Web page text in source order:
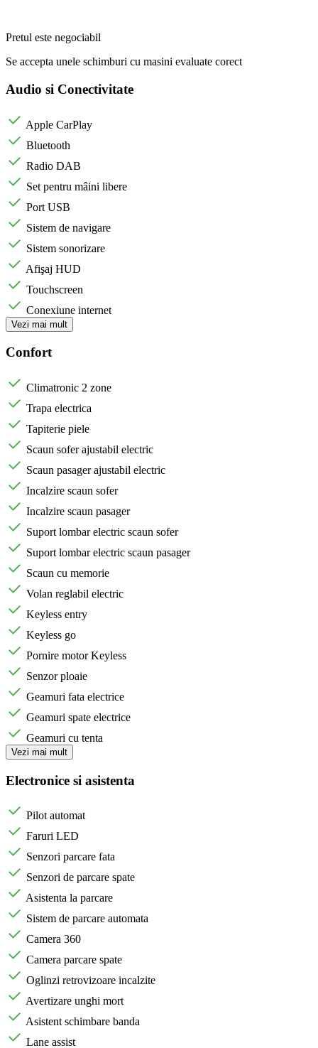
Pretul este negociabil
Se accepta unele schimburi cu masini evaluate corect
Audio si Conectivitate
Apple CarPlay
Bluetooth
Radio DAB
Set pentru mâini libere
Port USB
Sistem de navigare
Sistem sonorizare
Afişaj HUD
Touchscreen
Conexiune internet
Vezi mai mult
Confort
Climatronic 2 zone
Trapa electrica
Tapiterie piele
Scaun sofer ajustabil electric
Scaun pasager ajustabil electric
Incalzire scaun sofer
Incalzire scaun pasager
Suport lombar electric scaun sofer
Suport lombar electric scaun pasager
Scaun cu memorie
Volan reglabil electric
Keyless entry
Keyless go
Pornire motor Keyless
Senzor ploaie
Geamuri fata electrice
Geamuri spate electrice
Geamuri cu tenta
Vezi mai mult
Electronice si asistenta
Pilot automat
Faruri LED
Senzori parcare fata
Senzori de parcare spate
Asistenta la parcare
Sistem de parcare automata
Camera 360
Camera parcare spate
Oglinzi retrovizoare incalzite
Avertizare unghi mort
Asistent schimbare banda
Lane assist